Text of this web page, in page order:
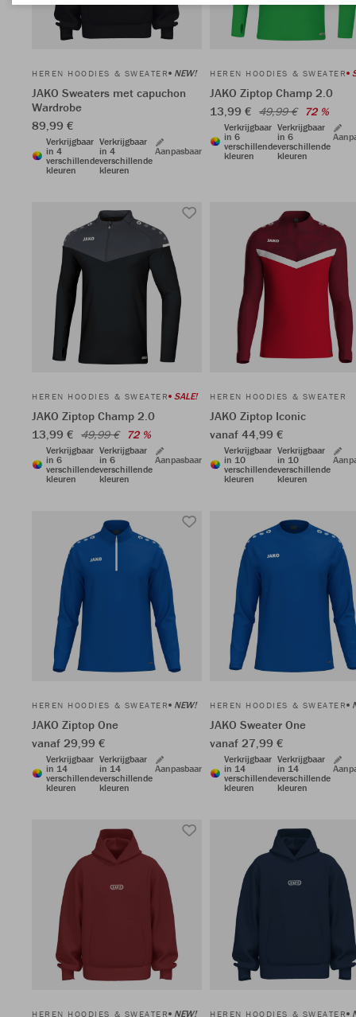
HEREN HOODIES & SWEATER NEW!
JAKO Sweaters met capuchon
Wardrobe
89,99 €
Verkrijgbaar
in 4
verschillende
kleuren
Verkrijgbaar
in 4
verschillende
kleuren
Aanpasbaar
HEREN HOODIES & SWEATER
JAKO Ziptop Champ 2.0
13,99 € 49,99 € 72 %
Verkrijgbaar
in 6
verschillende
kleuren
Verkrijgbaar
in 6
verschillende
kleuren
HEREN HOODIES & SWEATER SALE!
JAKO Ziptop Champ 2.0
13,99 € 49,99 € 72 %
Verkrijgbaar
in 6
verschillende
kleuren
Verkrijgbaar
in 6
verschillende
kleuren
Aanpasbaar
HEREN HOODIES & SWEATER
JAKO Ziptop Iconic
vanaf 44,99 €
Verkrijgbaar
in 10
verschillende
kleuren
Verkrijgbaar
in 10
verschillende
kleuren
HEREN HOODIES & SWEATER NEW!
JAKO Ziptop One
vanaf 29,99 €
Verkrijgbaar
in 14
verschillende
kleuren
Verkrijgbaar
in 14
verschillende
kleuren
Aanpasbaar
HEREN HOODIES & SWEATER
JAKO Sweater One
vanaf 27,99 €
Verkrijgbaar
in 14
verschillende
kleuren
Verkrijgbaar
in 14
verschillende
kleuren
HEREN HOODIES & SWEATER NEW! HEREN HOODIES & SWEATER